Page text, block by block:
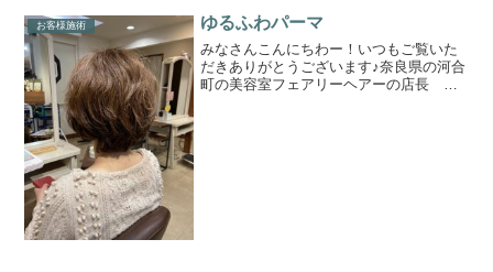
お客様施術 ゆるふわパーマ
みなさんこんにちわー！いつもご覧いた
だきありがとうございます♪奈良県の河合
町の美容室フェアリーヘアーの店長 井